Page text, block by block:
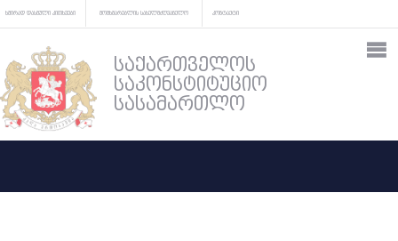
ხშირად დასმული კითხვები მომხმარებლის სახელმძღვანელო კონტაქტი
საქართველოს
საკონსტიტუციო
სასამართლო